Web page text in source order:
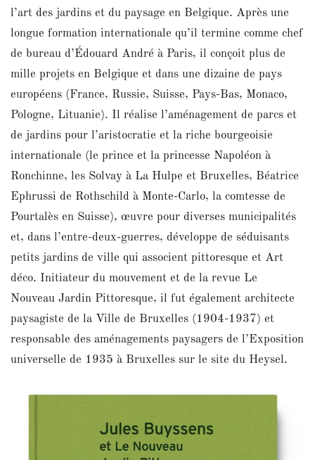
l’art des jardins et du paysage en Belgique. Après une
longue formation internationale qu’il termine comme chef
de bureau d’Édouard André à Paris, il conçoit plus de
mille projets en Belgique et dans une dizaine de pays
européens (France, Russie, Suisse, Pays-Bas, Monaco,
Pologne, Lituanie). Il réalise l’aménagement de parcs et
de jardins pour l’aristocratie et la riche bourgeoisie
internationale (le prince et la princesse Napoléon à
Ronchinne, les Solvay à La Hulpe et Bruxelles, Béatrice
Ephrussi de Rothschild à Monte-Carlo, la comtesse de
Pourtalès en Suisse), œuvre pour diverses municipalités
et, dans l’entre-deux-guerres, développe de séduisants
petits jardins de ville qui associent pittoresque et Art
déco. Initiateur du mouvement et de la revue Le
Nouveau Jardin Pittoresque, il fut également architecte
paysagiste de la Ville de Bruxelles (1904-1937) et
responsable des aménagements paysagers de l’Exposition
universelle de 1935 à Bruxelles sur le site du Heysel.